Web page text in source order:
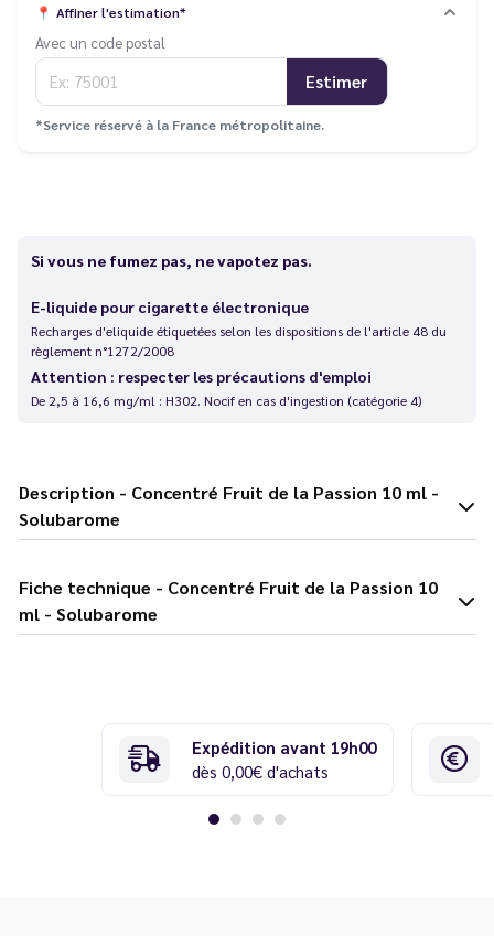
📍 Affiner l'estimation*
Avec un code postal
Estimer
*Service réservé à la France métropolitaine.
Si vous ne fumez pas, ne vapotez pas.
E-liquide pour cigarette électronique
Recharges d'eliquide étiquetées selon les dispositions de l'article 48 du
règlement n°1272/2008
Attention : respecter les précautions d'emploi
De 2,5 à 16,6 mg/ml : H302. Nocif en cas d'ingestion (catégorie 4)
Description - Concentré Fruit de la Passion 10 ml -
Solubarome
Fiche technique - Concentré Fruit de la Passion 10
ml - Solubarome
Expédition avant 19h00
dès 0,00€ d'achats